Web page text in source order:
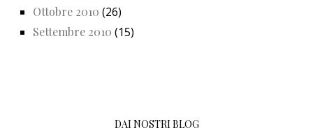
Ottobre 2010 (26)
Settembre 2010 (15)
DAI NOSTRI BLOG